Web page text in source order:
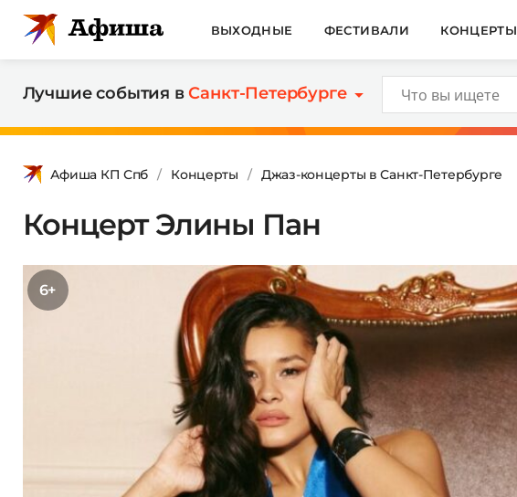
ВЫХОДНЫЕ ФЕСТИВАЛИ КОНЦЕРТЫ
Лучшие события вСанкт-Петербурге
Афиша КП Спб Концерты Джаз-концерты в Санкт-Петербурге
Концерт Элины Пан
6+